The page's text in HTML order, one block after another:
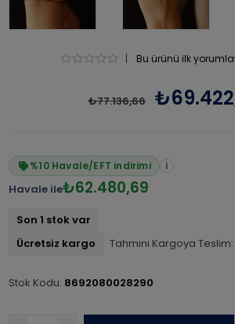
| Bu ürünü ilk
₺77.136,66
%10 Havale/EFT indirimi i
Havale ile₺62.480,69
Son 1 stok var
Ücretsiz kargo
Tahmini Kargoya Teslim:
Stok Kodu: 8692080028290